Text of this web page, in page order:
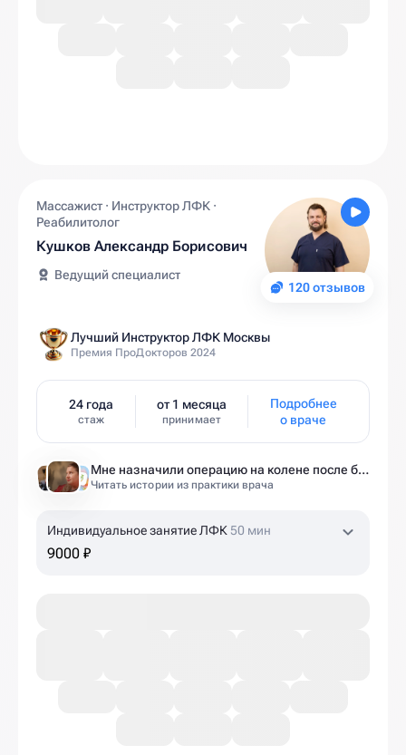
120 отзывов
Массажист · Инструктор ЛФК ·
Реабилитолог
Кушков Александр Борисович
Ведущий специалист
Лучший Инструктор ЛФК Москвы
Премия ПроДокторов 2024
24 года
стаж
от 1 месяца
принимает
Подробнее
о враче
Мне назначили операцию на колене после беременности. Оказалось — это было ошибкой
Читать истории из практики врача
Индивидуальное занятие ЛФК 50 мин
9000 ₽